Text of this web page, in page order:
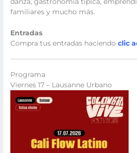
familiares y mucho más.
Entradas
Compra tus entradas haciendoclic
Programa
Viernes 17 – Lausanne Urbano